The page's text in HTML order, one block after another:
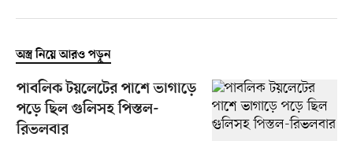
অস্ত্র নিয়ে আরও পড়ুন
পাবলিক টয়লেটের পাশে ভাগাড়ে
পড়ে ছিল গুলিসহ পিস্তল-
রিভলবার